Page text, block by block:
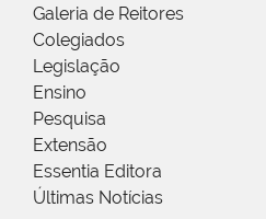
Galeria de Reitores
Colegiados
Legislação
Ensino
Pesquisa
Extensão
Essentia Editora
Últimas Notícias